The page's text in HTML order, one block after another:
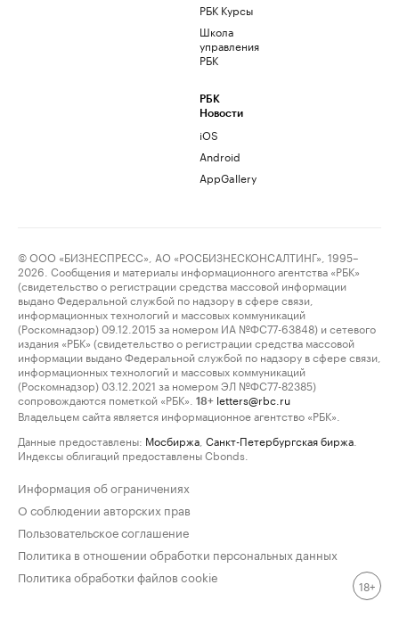
РБК Курсы
Школа
управления
РБК
РБК
Новости
iOS
Android
AppGallery
© ООО «БИЗНЕСПРЕСС», АО «РОСБИЗНЕСКОНСАЛТИНГ», 1995–
2026. Сообщения и материалы информационного агентства «РБК»
(свидетельство о регистрации средства массовой информации
выдано Федеральной службой по надзору в сфере связи,
информационных технологий и массовых коммуникаций
(Роскомнадзор) 09.12.2015 за номером ИА №ФС77-63848) и сетевого
издания «РБК» (свидетельство о регистрации средства массовой
информации выдано Федеральной службой по надзору в сфере связи,
информационных технологий и массовых коммуникаций
(Роскомнадзор) 03.12.2021 за номером ЭЛ №ФС77-82385)
сопровождаются пометкой «РБК».
18+ letters@rbc.ru
Владельцем сайта является информационное агентство «РБК».
Данные предоставлены: Мосбиржа Санкт-Петербургская биржа
Индексы облигаций предоставлены Cbonds.
Информация об ограничениях
О соблюдении авторских прав
Пользовательское соглашение
Политика в отношении обработки персональных данных
Политика обработки файлов cookie
18+